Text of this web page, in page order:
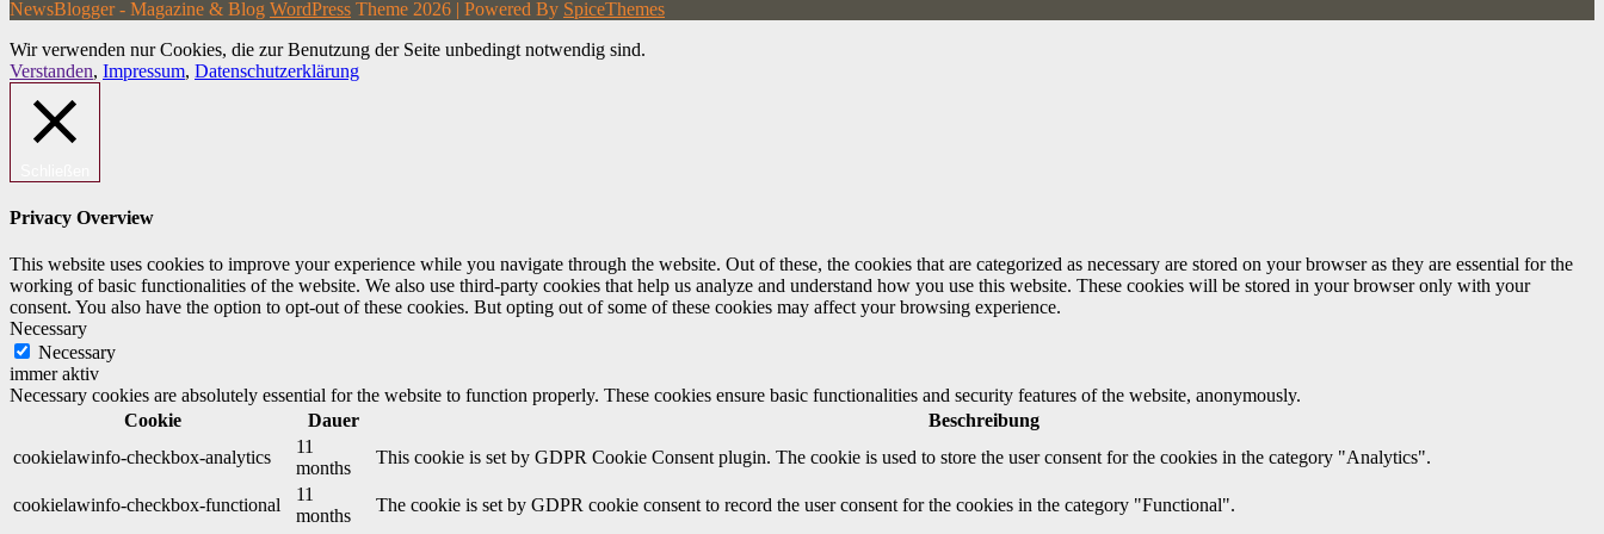
NewsBlogger - Magazine & Blog WordPress Theme 2026 | Powered By SpiceThemes
Wir verwenden nur Cookies, die zur Benutzung der Seite unbedingt notwendig sind.
Verstanden, Impressum, Datenschutzerklärung
Privacy Overview
This website uses cookies to improve your experience while you navigate through the website. Out of these, the cookies that are categorized as necessary are stored on your browser as they are essential for the
working of basic functionalities of the website. We also use third-party cookies that help us analyze and understand how you use this website. These cookies will be stored in your browser only with your
consent. You also have the option to opt-out of these cookies. But opting out of some of these cookies may affect your browsing experience.
Necessary
Necessary
immer aktiv
Necessary cookies are absolutely essential for the website to function properly. These cookies ensure basic functionalities and security features of the website, anonymously.
Cookie
Dauer
Beschreibung
cookielawinfo-checkbox-analytics
11
months
This cookie is set by GDPR Cookie Consent plugin. The cookie is used to store the user consent for the cookies in the category "Analytics".
cookielawinfo-checkbox-functional
11
months
The cookie is set by GDPR cookie consent to record the user consent for the cookies in the category "Functional".